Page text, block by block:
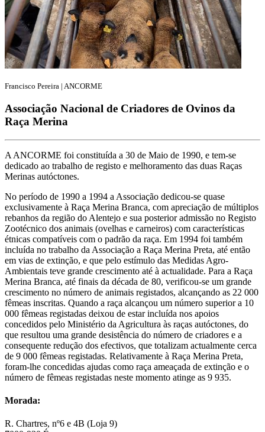
Francisco Pereira | ANCORME
Associação Nacional de Criadores de Ovinos da
Raça Merina
A ANCORME foi constituída a 30 de Maio de 1990, e tem-se
dedicado ao trabalho de registo e melhoramento das duas Raças
Merinas autóctones.
No período de 1990 a 1994 a Associação dedicou-se quase
exclusivamente à Raça Merina Branca, com apreciação de múltiplos
rebanhos da região do Alentejo e sua posterior admissão no Registo
Zootécnico dos animais (ovelhas e carneiros) com características
étnicas compatíveis com o padrão da raça. Em 1994 foi também
incluída no trabalho da Associação a Raça Merina Preta, até então
em vias de extinção, e que pelo estímulo das Medidas Agro-
Ambientais teve grande crescimento até à actualidade. Para a Raça
Merina Branca, até finais da década de 80, verificou-se um grande
crescimento no número de animais registados, alcançando as 22 000
fêmeas inscritas. Quando a raça alcançou um número superior a 10
000 fêmeas registadas deixou de estar incluída nos apoios
concedidos pelo Ministério da Agricultura às raças autóctones, do
que resultou uma grande desistência do número de criadores e a
consequente redução dos efectivos, que totalizam actualmente cerca
de 9 000 fêmeas registadas. Relativamente à Raça Merina Preta,
foram-lhe concedidas ajudas como raça ameaçada de extinção e o
número de fêmeas registadas neste momento atinge as 9 935.
Morada:
R. Chartres, nº6 e 4B (Loja 9)